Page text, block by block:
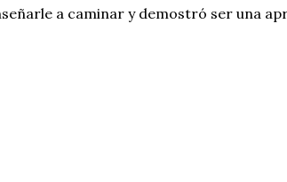
a caminar y demostró ser una